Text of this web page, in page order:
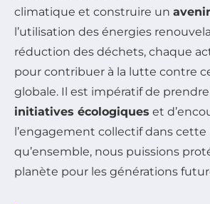
climatique et construire un
l’utilisation des énergies
réduction des déchets, chaque
pour contribuer à la lutte contre
globale. Il est impératif de
initiatives écologiques et
l’engagement collectif dans cette
qu’ensemble, nous puissions
planète pour les générations